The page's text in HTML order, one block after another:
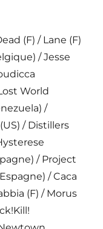
(F) / Lane (F)
/ Jesse
World
/
/ Distillers
/ Project
/ Caca
(F) / Morus